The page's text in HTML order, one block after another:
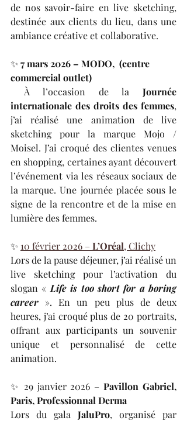
de nos savoir-faire en live sketching,
destinée aux clients du lieu, dans une
ambiance créative et collaborative.
✨ 7 mars 2026 – MODO,  (centre
commercial outlet)
À l’occasion de la Journée
internationale des droits des femmes,
j’ai réalisé une animation de live
sketching pour la marque Mojo /
Moisel. J’ai croqué des clientes venues
en shopping, certaines ayant découvert
l’événement via les réseaux sociaux de
la marque. Une journée placée sous le
signe de la rencontre et de la mise en
lumière des femmes.
✨ 10 février 2026 – L’Oréal, Clichy
Lors de la pause déjeuner, j’ai réalisé un
live sketching pour l’activation du
slogan « Life is too short for a boring
career ». En un peu plus de deux
heures, j’ai croqué plus de 20 portraits,
offrant aux participants un souvenir
unique et personnalisé de cette
animation.
✨ 29 janvier 2026 – Pavillon Gabriel,
Paris, Professionnal Derma
Lors du gala JaluPro, organisé par